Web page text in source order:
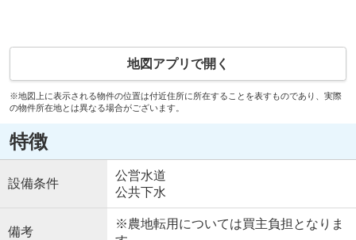
地図アプリで開く
※地図上に表示される物件の位置は付近住所に所在することを表すものであり、実際
の物件所在地とは異なる場合がございます。
特徴
設備条件
公営水道
公共下水
備考
※農地転用については買主負担となりま